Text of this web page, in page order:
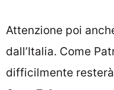
Attenzione poi
dall’Italia. Come
difficilmente